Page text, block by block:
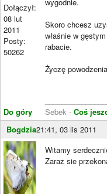
Dołączył:
08 lut
2011
Posty:
50262
Do góry
Skoro chcesz
właśnie w
rabacie.
Życzę
Sebek - Coś
Bogdzia21:41, 03 lis 2011
Witamy
Zaraz sie